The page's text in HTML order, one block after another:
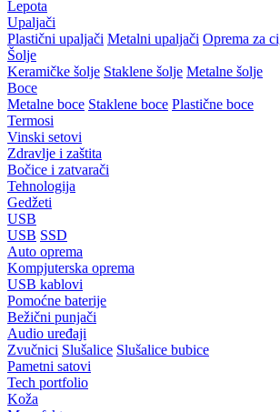
Lepota
Upaljači
Plastični upaljači Metalni upaljači Oprema za
Šolje
Keramičke šolje Staklene šolje Metalne šolje
Boce
Metalne boce Staklene boce Plastične boce
Termosi
Vinski setovi
Zdravlje i zaštita
Bočice i zatvarači
Tehnologija
Gedžeti
USB
USB SSD
Auto oprema
Kompjuterska oprema
USB kablovi
Pomoćne baterije
Bežični punjači
Audio uređaji
Zvučnici Slušalice Slušalice bubice
Pametni satovi
Tech portfolio
Koža